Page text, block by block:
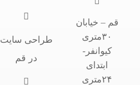
قم – خیابان
۳۰متری
کیوانفر-
ابتدای
۲۴متری
طراحی سایت
در قم